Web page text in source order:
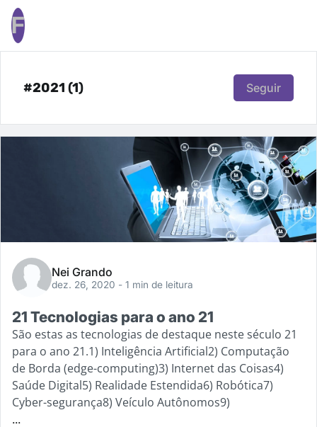
F
#2021 (1) Seguir
Nei Grando
dez. 26, 2020 - 1 min de leitura
21 Tecnologias para o ano 21
São estas as tecnologias de destaque neste século 21
para o ano 21.1) Inteligência Artificial2) Computação
de Borda (edge-computing)3) Internet das Coisas4)
Saúde Digital5) Realidade Estendida6) Robótica7)
Cyber-segurança8) Veículo Autônomos9)
...